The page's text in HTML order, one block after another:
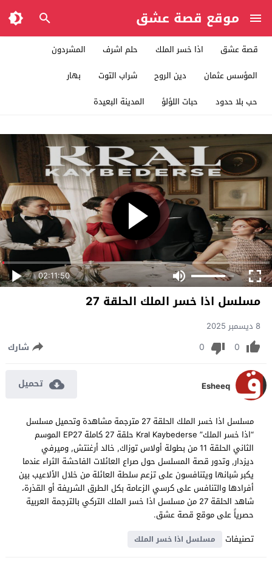
موقع قصة عشق
قصة عشق اذا خسر الملك حلم اشرف
المشردون
المؤسس عثمان
دين الروح شراب التوت
بهار
حب بلا حدود
حبات اللؤلؤ المدينة البعيدة
02:11:50
مسلسل اذا خسر الملك الحلقة 27
8 ديسمبر 2025
0
0 شارك
Esheeq تحميل
مسلسل اذا خسر الملك الحلقة 27 مترجمة مشاهدة وتحميل مسلسل
“اذا خسر الملك” Kral Kaybederse حلقة 27 كاملة EP27 الموسم
الثاني الحلقة 11 من بطولة أولاس توزاك, خالد أرغنتش, وميرفي
ديزدار, وتدور قصة المسلسل حول صراع العائلات الفاحشة الثراء عندما
يكبر شبانها ويتنافسون على تزعم سلطة العائلة من خلال الألاعيب بين
أفرادها والتنافس على كرسي الزعامة بكل الطرق الشريفة أو القذرة،
شاهد الحلقة 27 من مسلسل اذا خسر الملك التركي بالترجمة العربية
حصرياً على موقع قصة عشق.
تصنيفات
مسلسل اذا خسر الملك